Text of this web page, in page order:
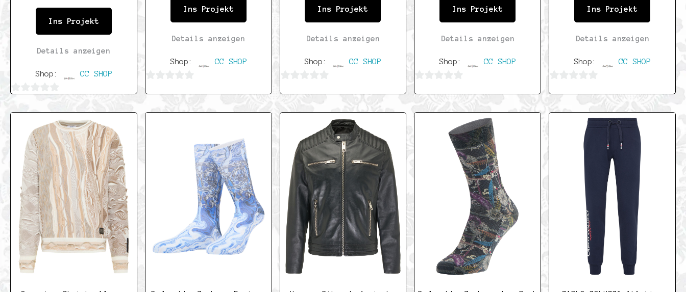
Ins Projekt
Details anzeigen
Shop: CC SHOP
von
Ins Projekt
Details anzeigen
Shop: CC SHOP
5
Ins Projekt
Details anzeigen
Shop: CC SHOP
5
Ins Projekt
Details anzeigen
Shop: CC SHOP
von
5
Ins Projekt
Details anzeigen
Shop: CC SHOP
5